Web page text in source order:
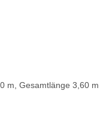
m, Gesamtlänge 3,60 m